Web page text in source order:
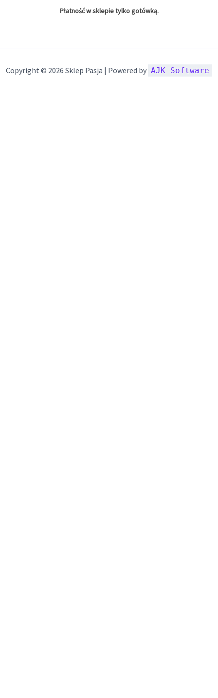
Płatność w sklepie tylko gotówką.
Copyright © 2026 Sklep Pasja | Powered by AJK Software